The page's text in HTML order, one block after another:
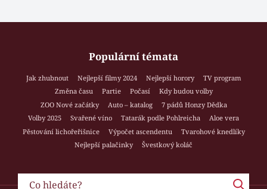
Populární témata
Jak zhubnout Nejlepší filmy 2024 Nejlepší horory
TV program
Změna času
Partie Počasí
Kdy budou volby
ZOO Nové začátky
Auto – katalog
7 pádů Honzy Dědka
Volby 2025
Svařené víno Tatarák podle Pohlreicha
Aloe vera
Pěstování lichořeřišnice
Výpočet ascendentu
Tvarohové knedlíky
Nejlepší palačinky
Švestkový koláč